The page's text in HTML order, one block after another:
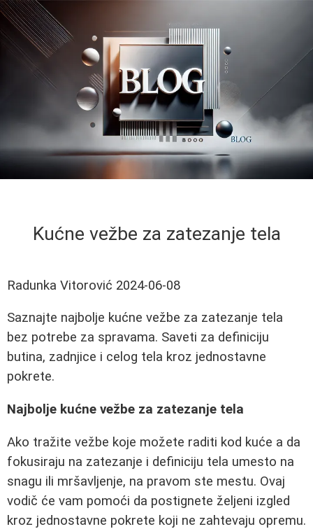
Kućne vežbe za zatezanje tela
Radunka Vitorović 2024-06-08
Saznajte najbolje kućne vežbe za zatezanje tela
bez potrebe za spravama. Saveti za definiciju
butina, zadnjice i celog tela kroz jednostavne
pokrete.
Najbolje kućne vežbe za zatezanje tela
Ako tražite vežbe koje možete raditi kod kuće a da
fokusiraju na zatezanje i definiciju tela umesto na
snagu ili mršavljenje, na pravom ste mestu. Ovaj
vodič će vam pomoći da postignete željeni izgled
kroz jednostavne pokrete koji ne zahtevaju opremu.